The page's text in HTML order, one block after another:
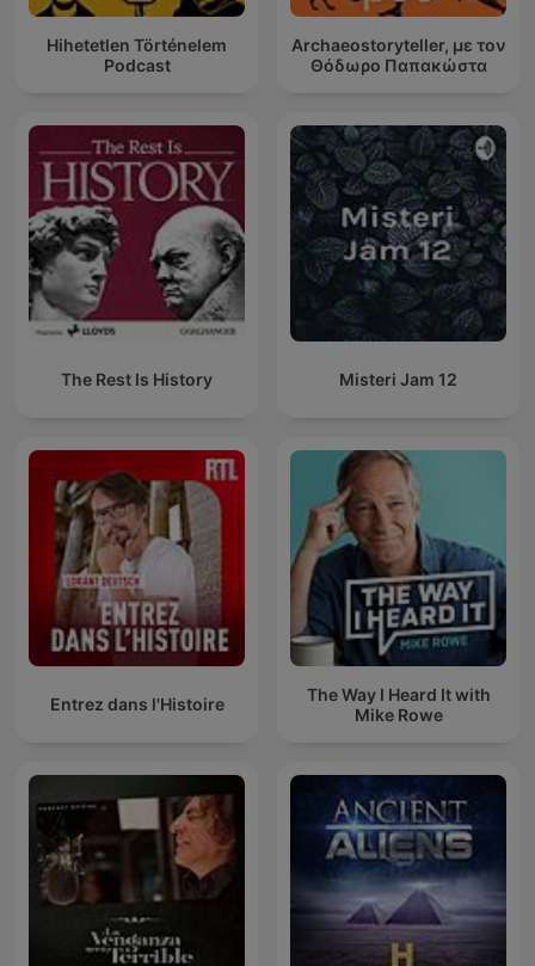
Hihetetlen Történelem
Podcast
Archaeostoryteller, με τον
Θόδωρο Παπακώστα
The Rest Is History Misteri Jam 12
Entrez dans l'Histoire
The Way I Heard It with
Mike Rowe